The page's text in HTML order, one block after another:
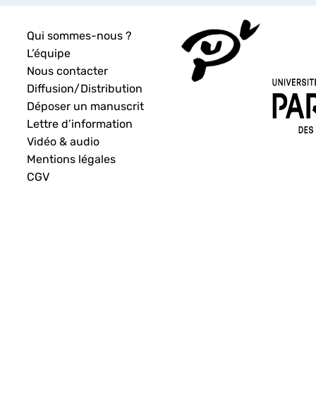
Qui sommes-nous ?
L’équipe
Nous contacter
Diffusion/Distribution
Déposer un manuscrit
Lettre d’information
Vidéo & audio
Mentions légales
CGV